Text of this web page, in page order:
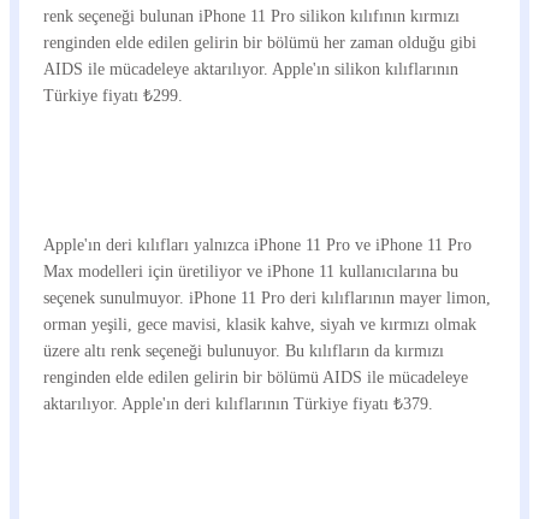
renk seçeneği bulunan iPhone 11 Pro silikon kılıfının kırmızı
renginden elde edilen gelirin bir bölümü her zaman olduğu gibi
AIDS ile mücadeleye aktarılıyor. Apple'ın silikon kılıflarının
Türkiye fiyatı ₺299.
Apple'ın deri kılıfları yalnızca iPhone 11 Pro ve iPhone 11 Pro
Max modelleri için üretiliyor ve iPhone 11 kullanıcılarına bu
seçenek sunulmuyor. iPhone 11 Pro deri kılıflarının mayer limon,
orman yeşili, gece mavisi, klasik kahve, siyah ve kırmızı olmak
üzere altı renk seçeneği bulunuyor. Bu kılıfların da kırmızı
renginden elde edilen gelirin bir bölümü AIDS ile mücadeleye
aktarılıyor. Apple'ın deri kılıflarının Türkiye fiyatı ₺379.